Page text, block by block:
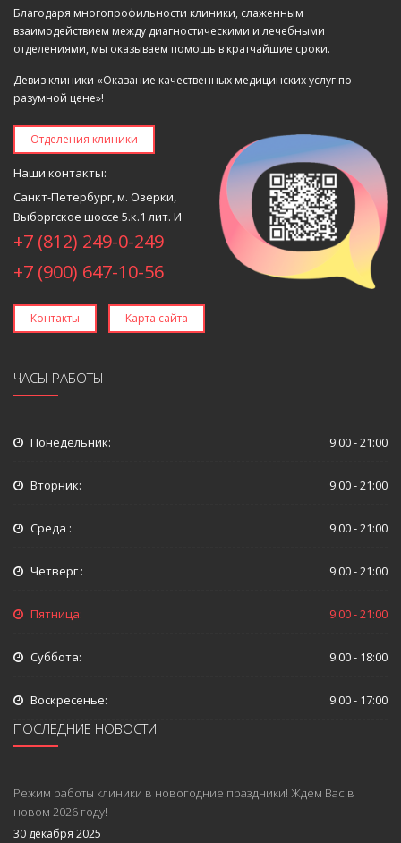
Благодаря многопрофильности клиники, слаженным
взаимодействием между диагностическими и лечебными
отделениями, мы оказываем помощь в кратчайшие сроки.
Девиз клиники «Оказание качественных медицинских услуг по
разумной цене»!
Отделения клиники
Наши контакты:
Санкт-Петербург, м. Озерки,
Выборгское шоссе 5.к.1 лит. И
+7 (812) 249-0-249
+7 (900) 647-10-56
Контакты Карта сайта
ЧАСЫ РАБОТЫ
Понедельник: 9:00 - 21:00
Вторник: 9:00 - 21:00
Среда : 9:00 - 21:00
Четверг : 9:00 - 21:00
Пятница: 9:00 - 21:00
Суббота: 9:00 - 18:00
Воскресенье: 9:00 - 17:00
ПОСЛЕДНИЕ НОВОСТИ
Режим работы клиники в новогодние праздники! Ждем Вас в
новом 2026 году!
30 декабря 2025